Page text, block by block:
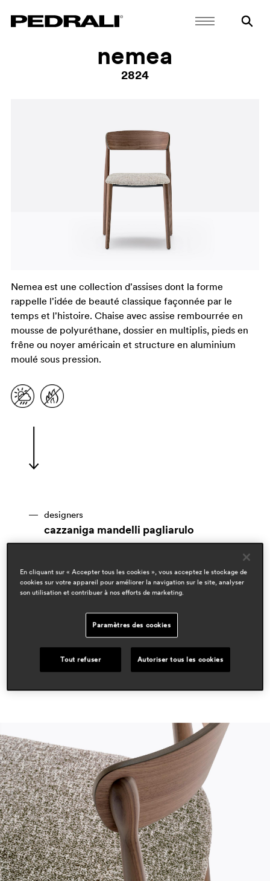
nemea
2824
Nemea est une collection d'assises dont la forme
rappelle l'idée de beauté classique façonnée par le
temps et l'histoire. Chaise avec assise rembourrée en
mousse de polyuréthane, dossier en multiplis, pieds en
frêne ou noyer américain et structure en aluminium
moulé sous pression.
designers
cazzaniga mandelli pagliarulo
hospitality
residential
En cliquant sur « Accepter tous les cookies », vous acceptez le stockage de
cookies sur votre appareil pour améliorer la navigation sur le site, analyser
son utilisation et contribuer à nos efforts de marketing.
Paramètres des cookies
Tout refuser Autoriser tous les cookies